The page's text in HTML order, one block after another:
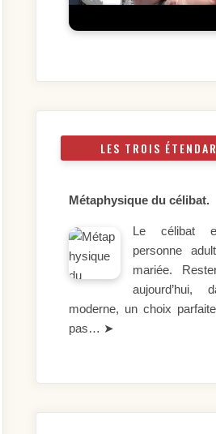
LES TROIS
Métaphysique du célibat.
Le célibat
personne
mariée.
aujourd’hui,
moderne, un choix
pas… ➤